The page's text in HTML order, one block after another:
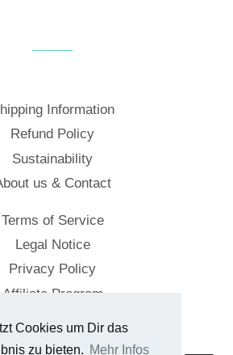
Cookies um Dir das
zu bieten. Mehr Infos
Information
Refund Policy
Sustainability
us & Contact
Terms of Service
Legal Notice
Privacy Policy
Affiliate Program
Cockpitstore